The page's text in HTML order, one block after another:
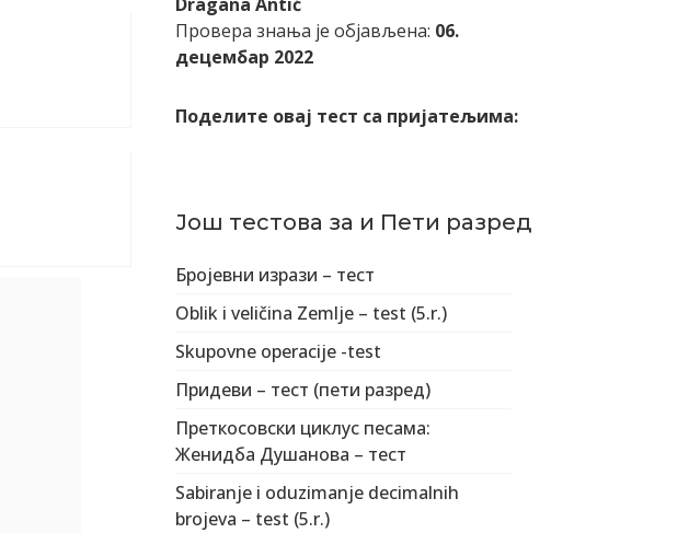
Провера знања је објављена: 06.
децембар 2022
Поделите овај тест са пријатељима:
Још тестова за и Пети разред
Бројевни изрази – тест
Oblik i veličina Zemlje – test (5.r.)
Skupovne operacije -test
Придеви – тест (пети разред)
Преткосовски циклус песама:
Женидба Душанова – тест
Sabiranje i oduzimanje decimalnih
brojeva – test (5.r.)